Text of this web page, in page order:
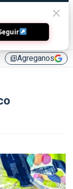
library_addAgreganos